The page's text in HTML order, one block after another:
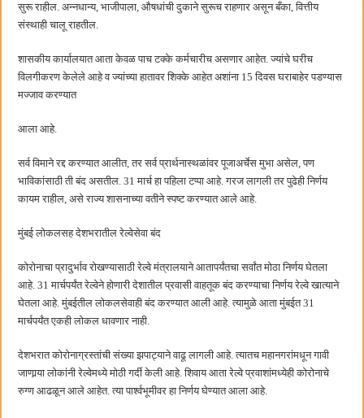
सुरू राहील. अन्नधान्य, भाजीपाला, औषधांची दुकाने सुरूच राहणार असून बँका, वित्तीय
संस्थाही चालू राहतील.
शासकीय कार्यालयात आता केवळ पाच टक्के कर्मचारीच असणार आहेत. ज्यांचे घरीच
विलगीकरण केलेले आहे व ज्यांच्या हातावर शिक्के आहेत अशांना 15 दिवस घराबाहेर पडण्यास
मज्जाव करण्यात
आला आहे.
सर्व विमाने रद्द करण्यात आलीत, तर सर्व प्रार्थनास्थळांवर पूजाअर्चेस मुभा असेल, पण
भाविकांसाठी ती बंद असतील. 31 मार्च हा पहिला टप्पा आहे. गरज लागली तर पुढेही निर्णय
कायम राहील, असे राज्य शासनाच्या वतीने स्पष्ट करण्यात आले आहे.
मुंबई लोकलसह देशभरातील रेल्वेसेवा बंद
कोरोनाचा प्रादुर्भाव रोखण्यासाठी रेल्वे मंत्रालयाने आतापर्यंतचा सर्वांत मोठा निर्णय घेतला
आहे. 31 मार्चपर्यंत रेल्वेने होणारी देशातील प्रवासी वाहतूक बंद करण्याचा निर्णय रेल्वे खात्याने
घेतला आहे. मुंबईतील लोकलसेवाही बंद करण्यात आली आहे. त्यामुळे आता मुंबईत 31
मार्चपर्यंत एकही लोकल धावणार नाही.
देशभरात कोरोनाग्रस्तांची संख्या झपाट्याने वाढू लागली आहे. त्यातच महानगरांमधून गावी
जाणार्‍या लोकांनी रेल्वेमध्ये मोठी गर्दी केली आहे. शिवाय आता रेल्वे प्रवाशांमध्येही कोरोनाचे
रुग्ण आढळून आले आहेत. त्या पार्श्वभूमीवर हा निर्णय घेण्यात आला आहे.